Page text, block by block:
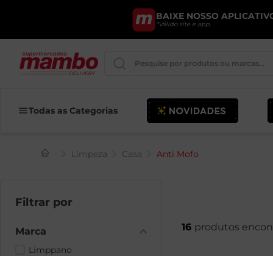
BAIXE NOSSO
*Válido site e app.
Pesquise por produtos ou marcas...
Todas as Categorias
Limpeza Casa Anti Mofo
Marca
Limppano
16
Iogurte
Pao
Chocolate